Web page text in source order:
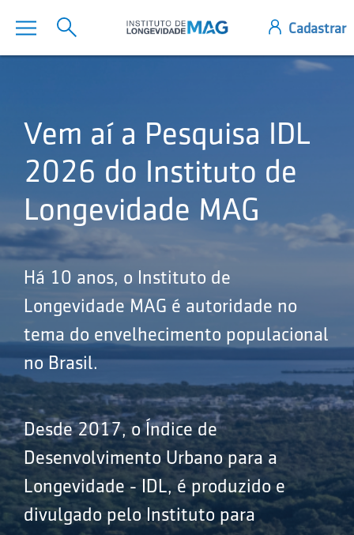
Vem aí a Pesquisa IDL
2026 do Instituto de
Longevidade MAG
Há 10 anos, o Instituto de
Longevidade MAG é autoridade no
tema do envelhecimento populacional
no Brasil.
Desde 2017, o Índice de
Desenvolvimento Urbano para a
Longevidade - IDL, é produzido e
divulgado pelo Instituto para